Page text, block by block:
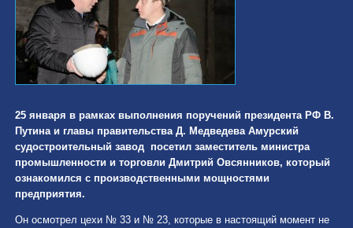
25 января в рамках выполнения поручений президента РФ В.
Путина и главы правительства Д. Медведева Амурский
судостроительный завод посетил заместитель министра
промышленности и торговли Дмитрий Овсянников, который
ознакомился с производственными мощностями
предприятия.
Он осмотрел цехи № 33 и № 23, которые в настоящий момент не